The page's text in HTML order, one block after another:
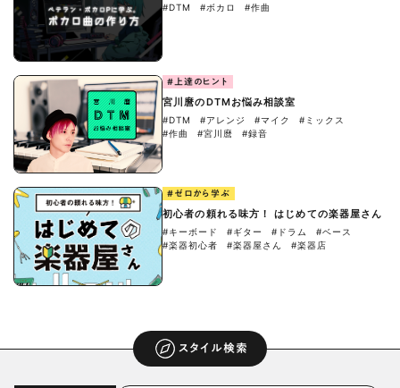
#DTM #ボカロ #作曲
#上達のヒント
宮川麿のDTMお悩み相談室
#DTM #アレンジ #マイク
#ミックス
#作曲
#宮川麿 #録音
#ゼロから学ぶ
初心者の頼れる味方！ はじめての楽器屋さん
#キーボード #ギター #ドラム
#ベース
#楽器初心者
#楽器屋さん #楽器店
スタイル検索